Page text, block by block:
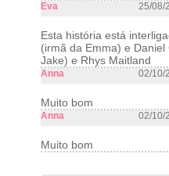
Eva 25/08/
Esta história está
(irmã da Emma) e
Jake) e Rhys Maitland
Anna 02/10/
Muito bom
Anna 02/10/
Muito bom